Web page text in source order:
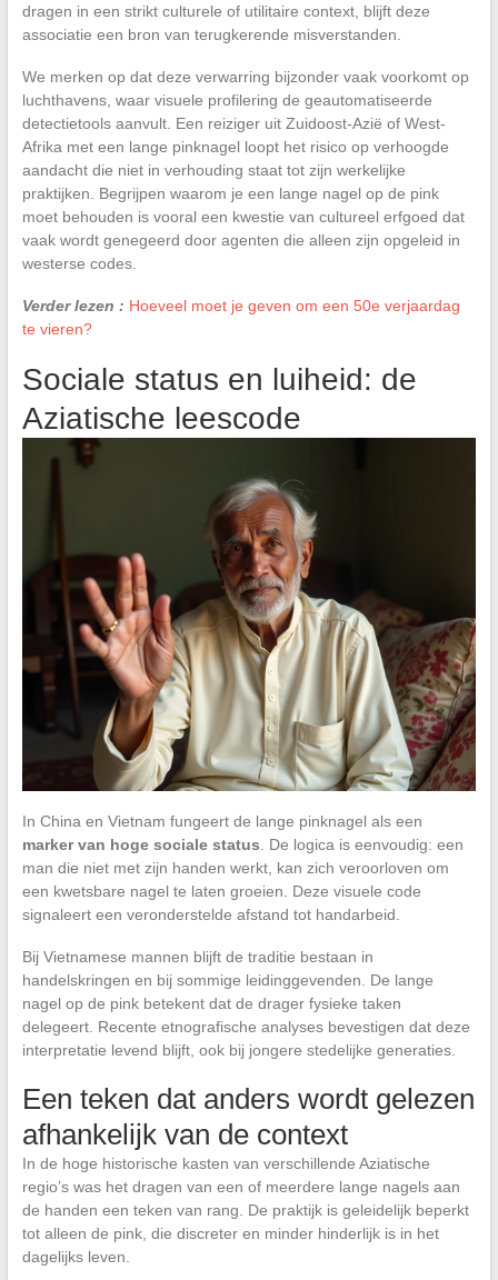
dragen in een strikt culturele of utilitaire context, blijft deze
associatie een bron van terugkerende misverstanden.
We merken op dat deze verwarring bijzonder vaak voorkomt op
luchthavens, waar visuele profilering de geautomatiseerde
detectietools aanvult. Een reiziger uit Zuidoost-Azië of West-
Afrika met een lange pinknagel loopt het risico op verhoogde
aandacht die niet in verhouding staat tot zijn werkelijke
praktijken. Begrijpen waarom je een lange nagel op de pink
moet behouden is vooral een kwestie van cultureel erfgoed dat
vaak wordt genegeerd door agenten die alleen zijn opgeleid in
westerse codes.
Verder lezen : Hoeveel moet je geven om een 50e verjaardag
te vieren?
Sociale status en luiheid: de
Aziatische leescode
In China en Vietnam fungeert de lange pinknagel als een
marker van hoge sociale status . De logica is eenvoudig: een
man die niet met zijn handen werkt, kan zich veroorloven om
een kwetsbare nagel te laten groeien. Deze visuele code
signaleert een veronderstelde afstand tot handarbeid.
Bij Vietnamese mannen blijft de traditie bestaan in
handelskringen en bij sommige leidinggevenden. De lange
nagel op de pink betekent dat de drager fysieke taken
delegeert. Recente etnografische analyses bevestigen dat deze
interpretatie levend blijft, ook bij jongere stedelijke generaties.
Een teken dat anders wordt gelezen
afhankelijk van de context
In de hoge historische kasten van verschillende Aziatische
regio’s was het dragen van een of meerdere lange nagels aan
de handen een teken van rang. De praktijk is geleidelijk beperkt
tot alleen de pink, die discreter en minder hinderlijk is in het
dagelijks leven.